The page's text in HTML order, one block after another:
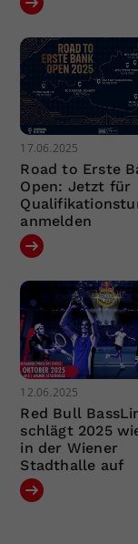
17.06.2025
Road to Erste
Open: Jetzt für
anmelden
12.06.2025
Red Bull
schlägt 2025
in der Wiener
Stadthalle auf